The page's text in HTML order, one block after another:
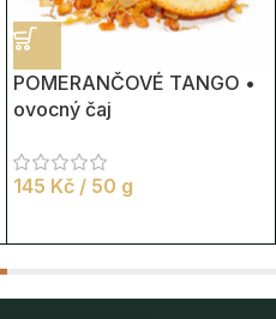
POMERANČOVÉ TANGO •
ovocný čaj
145 Kč / 50 g